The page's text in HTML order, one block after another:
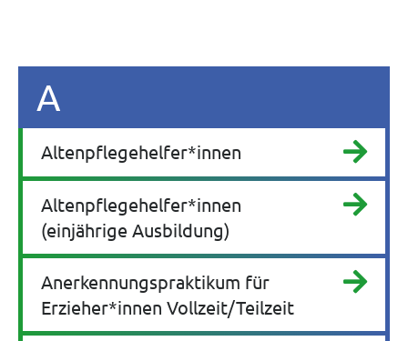
A
Altenpflegehelfer*innen
Altenpflegehelfer*innen
(einjährige Ausbildung)
Anerkennungspraktikum für
Erzieher*innen Vollzeit/Teilzeit